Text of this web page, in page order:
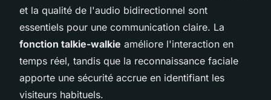
et la qualité de l'audio bidirectionnel sont
essentiels pour une communication claire. La
fonction talkie-walkie améliore l'interaction en
temps réel, tandis que la reconnaissance faciale
apporte une sécurité accrue en identifiant les
visiteurs habituels.